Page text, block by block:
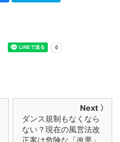
Next 〉
ダンス規制もなくなら
ない？現在の風営法改
正案は危険な「改悪」